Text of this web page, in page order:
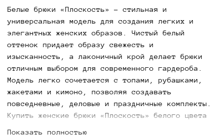
Белые брюки «Плоскость» - стильная и
универсальная модель для создания легких и
элегантных женских образов. Чистый белый
оттенок придает образу свежесть и
изысканность, а лаконичный крой делает брюки
отличным выбором для современного гардероба.
Модель легко сочетается с топами, рубашками,
жакетами и кимоно, позволяя создавать
повседневные, деловые и праздничные комплекты.
Купить женские брюки «Плоскость» белого цвета
Показать полностью